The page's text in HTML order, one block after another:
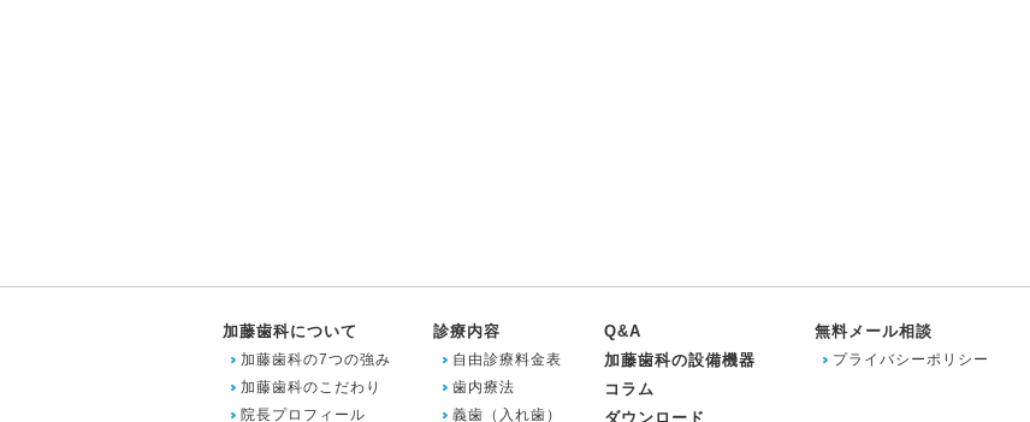
加藤歯科について
加藤歯科の7つの強み
加藤歯科のこだわり
院長プロフィール
診療内容
自由診療料金表
歯内療法
義歯（入れ歯）
Q&A
加藤歯科の設備機器
コラム
ダウンロード
無料メール相談
プライバシーポリシー